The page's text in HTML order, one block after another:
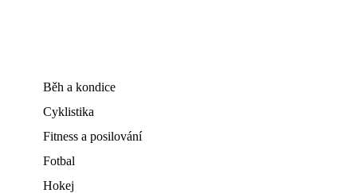
Běh a kondice
Cyklistika
Fitness a posilování
Fotbal
Hokej